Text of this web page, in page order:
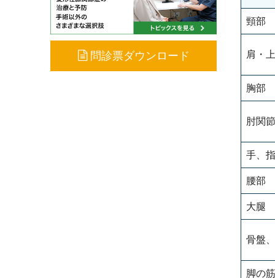
頸部
肩・
胸部
肘関
手、指
腰部
大腿
骨盤
脚の
問診票ダウンロード